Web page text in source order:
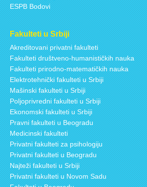
ESPB Bodovi
Fakulteti u Srbiji
Akreditovani privatni fakulteti
Fakulteti društveno-humanističkih nauka
Fakulteti prirodno-matematičkih nauka
Elektrotehnički fakulteti u Srbiji
Mašinski fakulteti u Srbiji
Poljoprivredni fakulteti u Srbiji
Ekonomski fakulteti u Srbiji
Pravni fakulteti u Beogradu
Medicinski fakulteti
Privatni fakulteti za psihologiju
Privatni fakulteti u Beogradu
Najteži fakulteti u Srbiji
Privatni fakulteti u Novom Sadu